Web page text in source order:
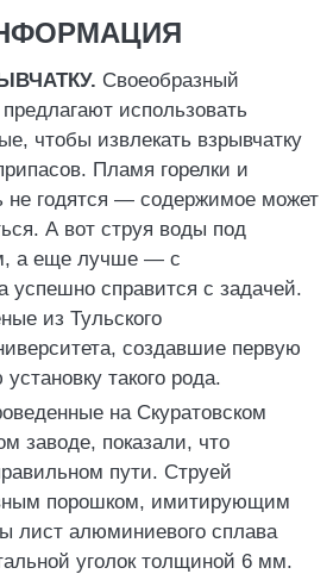
Своеобразный
использовать
чтобы извлекать взрывчатку
Пламя горелки и
не годятся — содержимое может
А вот струя воды под
а еще лучше — с
успешно справится с задачей.
из Тульского
создавшие первую
такого рода.
на Скуратовском
заводе, показали, что
пути. Струей
порошком, имитирующим
лист алюминиевого сплава
уголок толщиной 6 мм.